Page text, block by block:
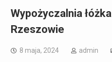
Wypożyczalnia
Rzeszowie
8 maja, 2024 admin